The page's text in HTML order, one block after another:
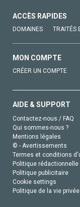
ACCÈS RAPIDES
DOMAINES TRAITÉS
MON COMPTE
CRÉER UN COMPTE
AIDE & SUPPORT
Contactez-nous / FAQ
Qui sommes-nous ?
Mentions légales
© - Avertissements
Termes et conditions
Politique rédactionnelle
Politique publicitaire
Cookie settings
Politique de la vie privée